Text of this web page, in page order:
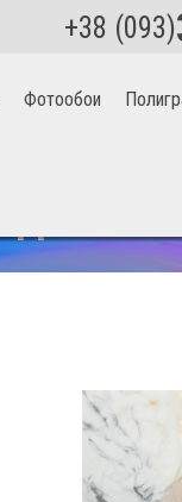
+38 (093)
Фотообои